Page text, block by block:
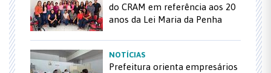
do CRAM em referência aos 20
anos da Lei Maria da Penha
NOTÍCIAS
Prefeitura orienta empresários